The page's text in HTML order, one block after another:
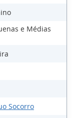
e Médias
Socorro